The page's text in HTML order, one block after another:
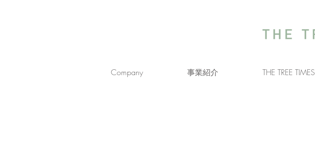
Company 事業紹介 THE TREE TIMES